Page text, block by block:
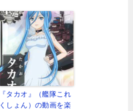
『タカオ』（艦隊これ
くしょん）の動画を楽